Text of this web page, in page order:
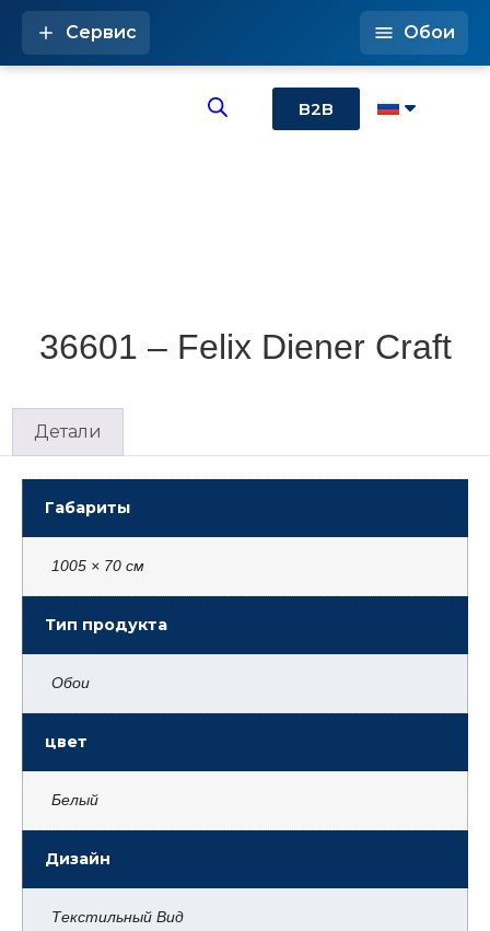
B2B
Сервис Обои
36601 – Felix Diener Craft
Детали
Габариты
1005 × 70 см
Тип продукта
Обои
цвет
Белый
Дизайн
Текстильный Вид